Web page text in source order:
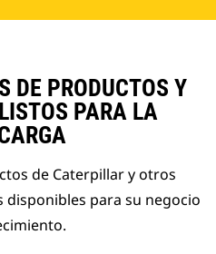
DE PRODUCTOS Y
PARA LA
de Caterpillar y otros
para su negocio